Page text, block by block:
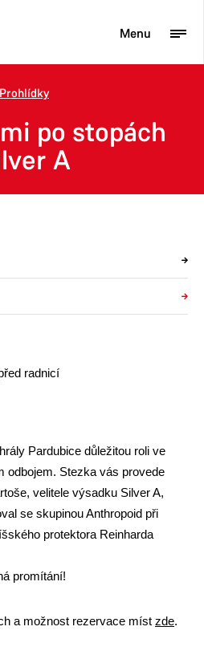
Turista
Prohlídky
po stopách
A
radnicí
Pardubice důležitou roli ve
odbojem. Stezka vás provede
velitele výsadku Silver A,
se skupinou Anthropoid při
protektora Reinharda
promítání!
a možnost rezervace míst zde.
Menu